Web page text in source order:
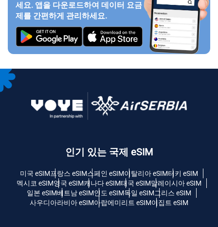
세요. 앱을 다운로드하여 데이터 요금
제를 간편하게 관리하세요.
인기 있는 국제 eSIM
미국 eSIM프랑스 eSIM스페인 eSIM이탈리아 eSIM터키 eSIM
멕시코 eSIM영국 eSIM캐나다 eSIM태국 eSIM말레이시아 eSIM
일본 eSIM베트남 eSIM인도 eSIM독일 eSIM그리스 eSIM
사우디아라비아 eSIM아랍에미리트 eSIM이집트 eSIM